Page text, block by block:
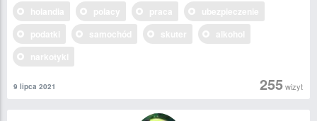
255wizyt
9 lipca 2021